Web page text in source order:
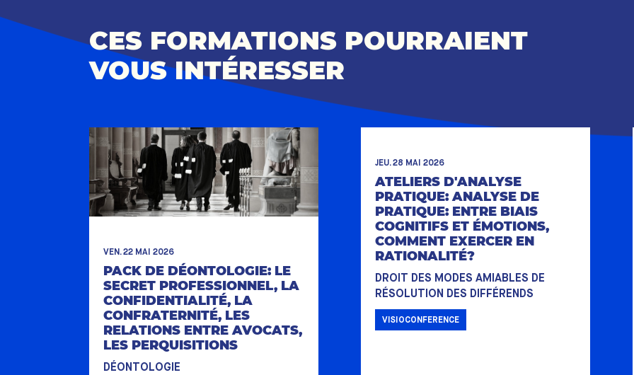
CES FORMATIONS POURRAIENT
VOUS INTÉRESSER
VEN. 22 MAI 2026
PACK DE DÉONTOLOGIE: LE
SECRET PROFESSIONNEL, LA
CONFIDENTIALITÉ, LA
CONFRATERNITÉ, LES
RELATIONS ENTRE AVOCATS,
LES PERQUISITIONS
DÉONTOLOGIE
JEU. 28 MAI 2026
ATELIERS D'ANALYSE
PRATIQUE: ANALYSE DE
PRATIQUE: ENTRE BIAIS
COGNITIFS ET ÉMOTIONS,
COMMENT EXERCER EN
RATIONALITÉ?
DROIT DES MODES AMIABLES DE
RÉSOLUTION DES DIFFÉRENDS
VISIOCONFERENCE